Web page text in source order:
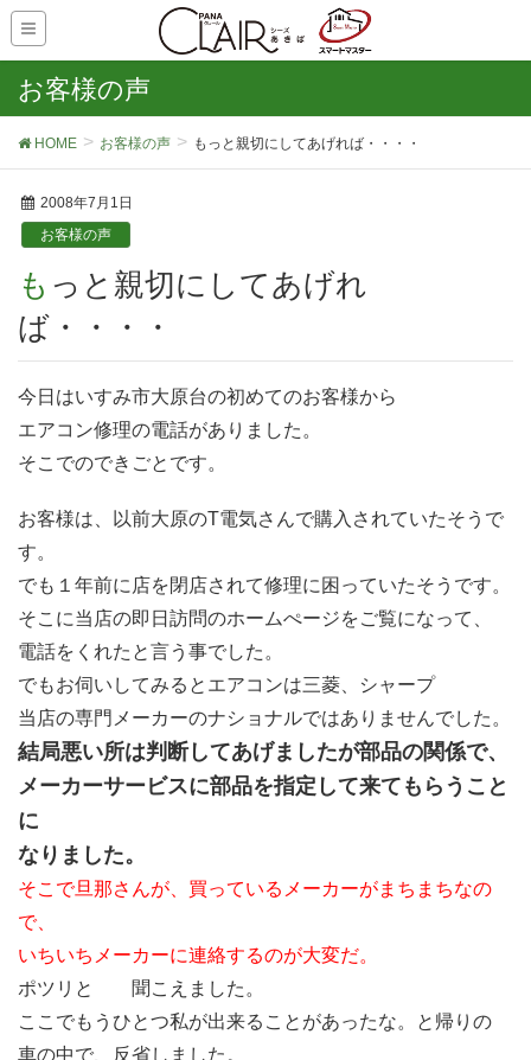
お客様の声
HOME お客様の声 もっと親切にしてあげれば・・・・
2008年7月1日
お客様の声
もっと親切にしてあげれ
ば・・・・
今日はいすみ市大原台の初めてのお客様から
エアコン修理の電話がありました。
そこでのできごとです。
お客様は、以前大原のT電気さんで購入されていたそうで
す。
でも１年前に店を閉店されて修理に困っていたそうです。
そこに当店の即日訪問のホームぺージをご覧になって、
電話をくれたと言う事でした。
でもお伺いしてみるとエアコンは三菱、シャープ
当店の専門メーカーのナショナルではありませんでした。
結局悪い所は判断してあげましたが部品の関係で、
メーカーサービスに部品を指定して来てもらうこと
に
なりました。
そこで旦那さんが、買っているメーカーがまちまちなの
で、
いちいちメーカーに連絡するのが大変だ。
ポツリと 聞こえました。
ここでもうひとつ私が出来ることがあったな。と帰りの
車の中で、反省しました。